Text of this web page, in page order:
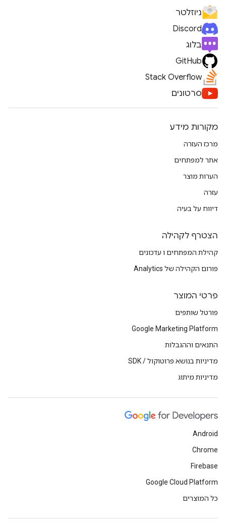
ניוזלטר
Discord
בלוג
GitHub
Stack Overflow
סרטונים
מקורות מידע
מרכז העזרה
אתר למפתחים
הערות מוצר
עזרה
דיווח על בעיה
הצטרף לקהילה
קהילת המפתחים ו עדכונים
פורום הקהילה של Analytics
פרטי המוצר
פורטל שותפים
Google Marketing Platform
התנאים וההגבלות
מדיניות בנושא פרוטוקול / SDK
מדיניות מיתוג
Android
Chrome
Firebase
Google Cloud Platform
כל המוצרים